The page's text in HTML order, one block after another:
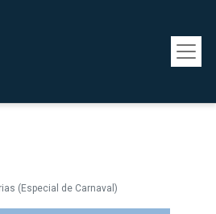
(Especial de Carnaval)